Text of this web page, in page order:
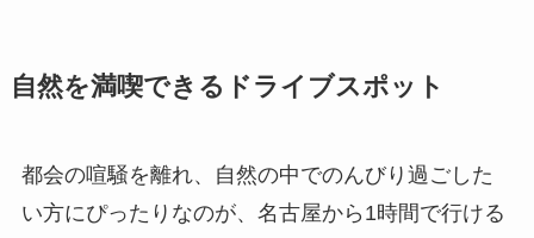
自然を満喫できるドライブスポット
都会の喧騒を離れ、自然の中でのんびり過ごした
い方にぴったりなのが、名古屋から1時間で行ける